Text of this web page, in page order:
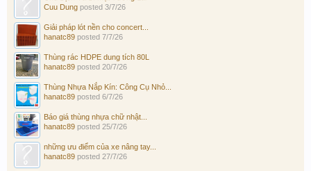
Cuu Dung posted 3/7/26
Giải pháp lót nền cho concert...
hanatc89 posted 7/7/26
Thùng rác HDPE dung tích 80L
hanatc89 posted 20/7/26
Thùng Nhựa Nắp Kín: Công Cụ Nhỏ...
hanatc89 posted 6/7/26
Báo giá thùng nhựa chữ nhật...
hanatc89 posted 25/7/26
những ưu điểm của xe nâng tay...
hanatc89 posted 27/7/26